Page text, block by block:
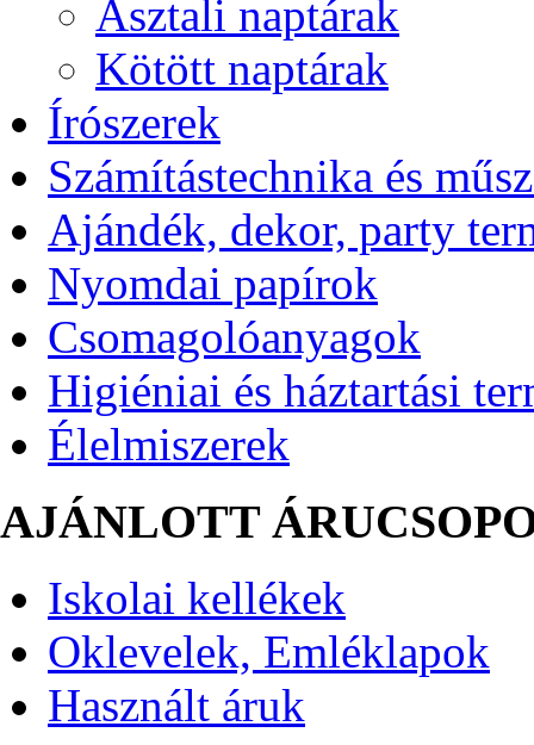
Asztali naptárak
Kötött naptárak
Írószerek
Számítástechnika és
Ajándék, dekor, party
Nyomdai papírok
Csomagolóanyagok
Higiéniai és háztartási
Élelmiszerek
AJÁNLOTT
Iskolai kellékek
Oklevelek, Emléklapok
Használt áruk